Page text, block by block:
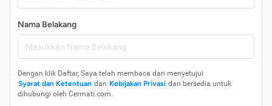
Nama Belakang
Dengan klik Daftar, Saya telah membaca dan menyetujui
Syarat dan Ketentuan dan Kebijakan Privasi dan bersedia untuk
dihubungi oleh Cermati.com.